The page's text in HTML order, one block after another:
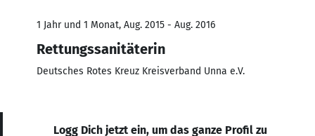
1 Jahr und 1 Monat, Aug. 2015 - Aug. 2016
Rettungssanitäterin
Deutsches Rotes Kreuz Kreisverband Unna e.V.
Logg Dich jetzt ein, um das ganze Profil zu